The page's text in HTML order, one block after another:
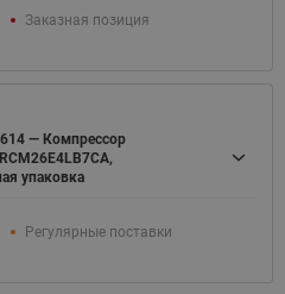
Заказная позиция
— Компрессор
упаковка
Регулярные поставки